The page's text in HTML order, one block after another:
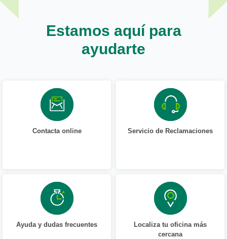
Estamos aquí para
ayudarte
Contacta online Servicio de Reclamaciones
Ayuda y dudas frecuentes
Localiza tu oficina más
cercana